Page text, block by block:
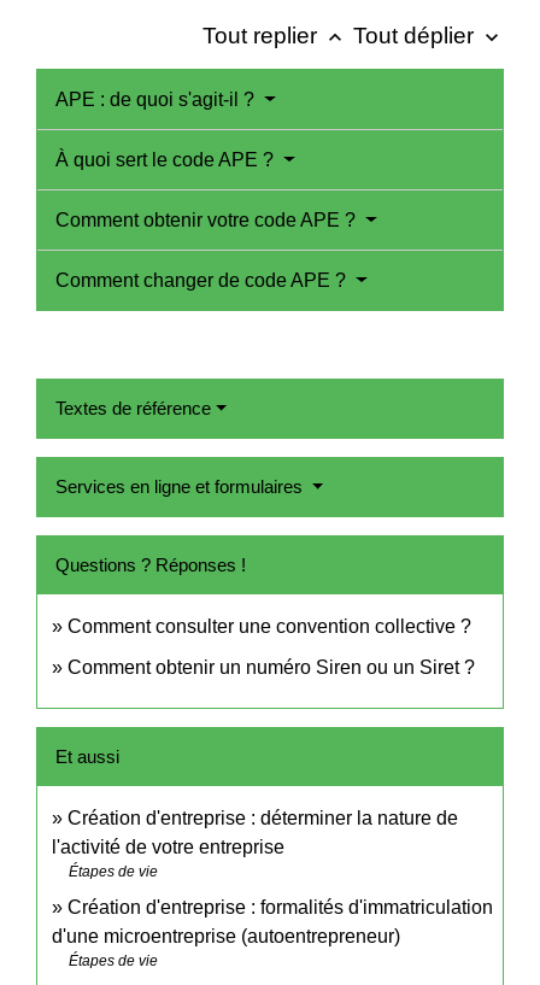
Tout replier keyboard_arrow_up Tout déplier keyboard_arrow_down
APE : de quoi s'agit-il ?
À quoi sert le code APE ?
Comment obtenir votre code APE ?
Comment changer de code APE ?
Textes de référence
Services en ligne et formulaires
Questions ? Réponses !
Comment consulter une convention collective ?
Comment obtenir un numéro Siren ou un Siret ?
Et aussi
Création d'entreprise : déterminer la nature de
l'activité de votre entreprise
Étapes de vie
Création d'entreprise : formalités d'immatriculation
d'une microentreprise (autoentrepreneur)
Étapes de vie